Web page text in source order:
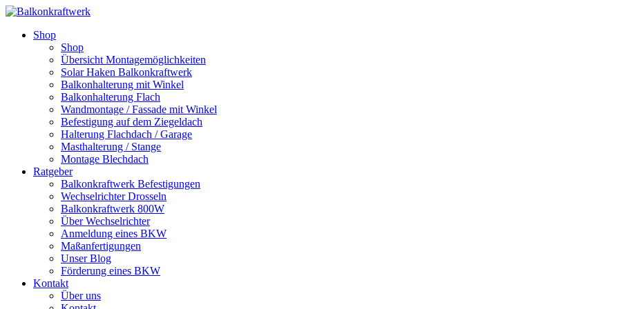
Shop
Shop
Übersicht Montagemöglichkeiten
Solar Haken Balkonkraftwerk
Balkonhalterung mit Winkel
Balkonhalterung Flach
Wandmontage / Fassade mit Winkel
Befestigung auf dem Ziegeldach
Halterung Flachdach / Garage
Masthalterung / Stange
Montage Blechdach
Ratgeber
Balkonkraftwerk Befestigungen
Wechselrichter Drosseln
Balkonkraftwerk 800W
Über Wechselrichter
Anmeldung eines BKW
Maßanfertigungen
Unser Blog
Förderung eines BKW
Kontakt
Über uns